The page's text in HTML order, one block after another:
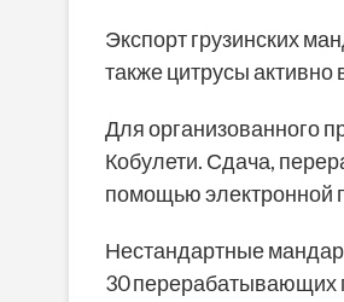
Экспорт грузинских
также цитрусы активно
Для организованного
Кобулети. Сдача,
помощью электронной
Нестандартные
30 перерабатывающих